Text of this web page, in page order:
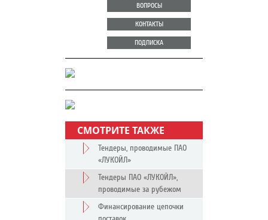
ВОПРОСЫ
КОНТАКТЫ
ПОДПИСКА
СМОТРИТЕ ТАКЖЕ
Тендеры, проводимые ПАО
«ЛУКОЙЛ»
Тендеры ПАО «ЛУКОЙЛ»,
проводимые за рубежом
Финансирование цепочки